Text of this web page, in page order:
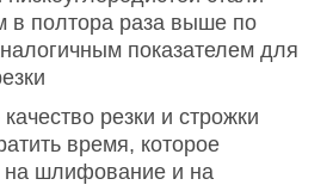
в полтора раза выше по
показателем для
резки и строжки
время, которое
на шлифование и на